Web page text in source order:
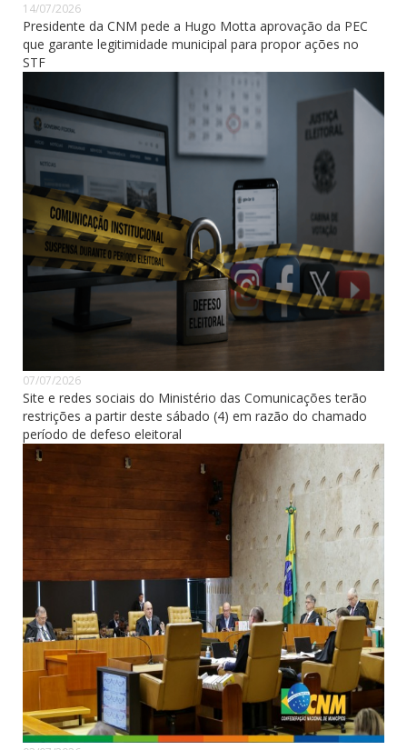
14/07/2026
Presidente da CNM pede a Hugo Motta aprovação da PEC
que garante legitimidade municipal para propor ações no
STF
07/07/2026
Site e redes sociais do Ministério das Comunicações terão
restrições a partir deste sábado (4) em razão do chamado
período de defeso eleitoral